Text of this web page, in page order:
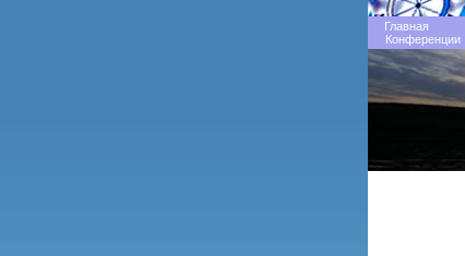
Главная
Конференции